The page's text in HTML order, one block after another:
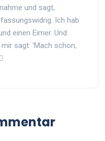
und sagt,
Ich hab
einen Eimer. Und
sagt: ‘Mach schon,